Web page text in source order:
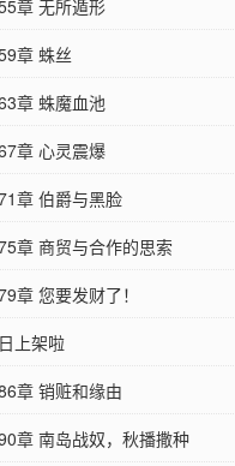
章 无所遁形
章 蛛丝
章 蛛魔血池
章 心灵震爆
章 伯爵与黑脸
章 商贸与合作的思索
章 您要发财了！
上架啦
章 销赃和缘由
章 南岛战奴，秋播撒种